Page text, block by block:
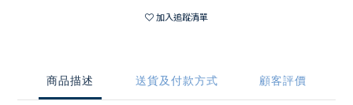
加入追蹤清單
商品描述 送貨及付款方式 顧客評價